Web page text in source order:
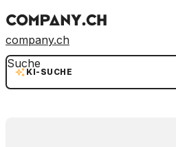
company.ch
KI-SUCHE
Suche